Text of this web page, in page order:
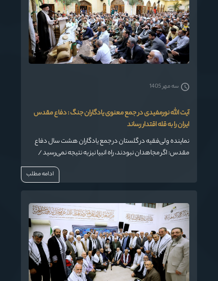
آیت الله نورمفیدی در جمع معنوی یادگاران جنگ : دفاع مقدس
ایران را به قله اقتدار رساند
نماینده ولی‌فقیه در گلستان در جمع یادگاران هشت سال دفاع
مقدس: اگر مجاهدان نبودند، راه انبیا نیز به نتیجه نمی‌رسید /
سه مهر 1405
ادامه مطلب